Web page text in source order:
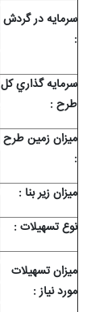
سرمايه در گردش
:
سرمايه گذاري کل
طرح :
ميزان زمين طرح
:
ميزان زیر بنا :
نوع تسهيلات :
ميزان تسهيلات
مورد نياز :